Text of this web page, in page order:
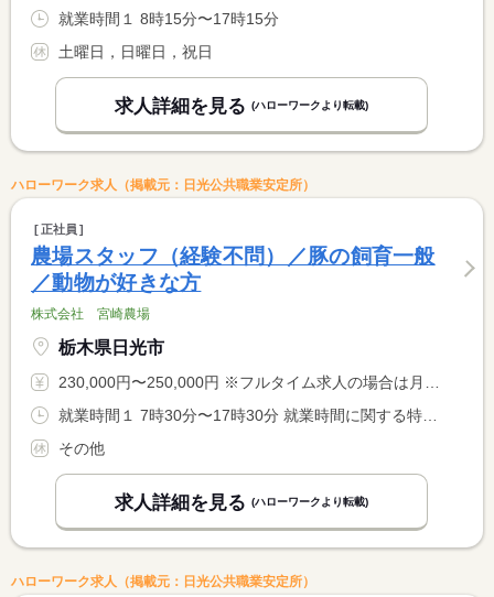
就業時間１ 8時15分〜17時15分
土曜日，日曜日，祝日
求人詳細を見る (ハローワークより転載)
ハローワーク求人（掲載元：日光公共職業安定所）
正社員
農場スタッフ（経験不問）／豚の飼育一般
／動物が好きな方
株式会社 宮崎農場
栃木県日光市
230,000円〜250,000円 ※フルタイム求人の場合は月額（換算額）、パート求人の場合は時間額を表示しています。
就業時間１ 7時30分〜17時30分 就業時間に関する特記事項 １２：３０〜１４：００昼休み。その他、１０時休みあり。
その他
求人詳細を見る (ハローワークより転載)
ハローワーク求人（掲載元：日光公共職業安定所）